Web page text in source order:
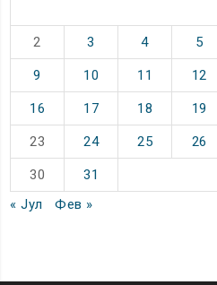
2 3 4 5
9 10 11 12
16 17 18 19
23 24 25 26
30
31
« Јул
Фев »